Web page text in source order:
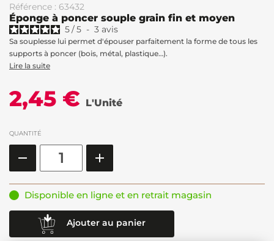
Référence : 63432
Éponge à poncer souple grain fin et moyen
5/5 - 3 avis
Sa souplesse lui permet d'épouser parfaitement la forme de tous les
supports à poncer (bois, métal, plastique…).
Lire la suite
2,45 € L'Unité
QUANTITÉ
Disponible en ligne et en retrait magasin
Ajouter au panier